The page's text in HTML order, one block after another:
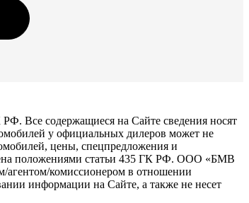
Все содержащиеся на Сайте сведения носят
у официальных дилеров может не
цены, спецпредложения и
положениями статьи 435 ГК РФ. ООО «БМВ
агентом/комиссионером в отношении
информации на Сайте, а также не несет